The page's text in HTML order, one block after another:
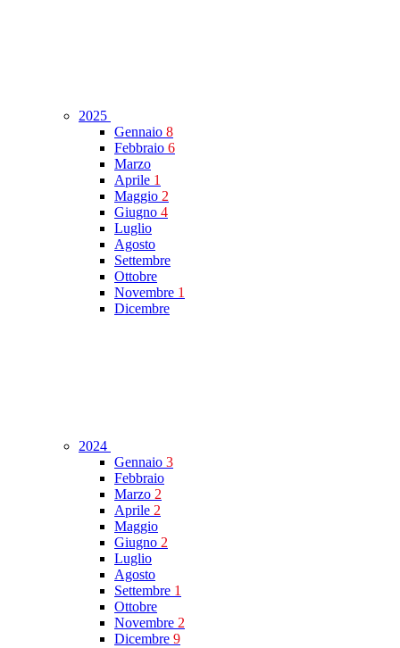
2025
Gennaio 8
Febbraio 6
Marzo
Aprile 1
Maggio 2
Giugno 4
Luglio
Agosto
Settembre
Ottobre
Novembre 1
Dicembre
2024
Gennaio 3
Febbraio
Marzo 2
Aprile 2
Maggio
Giugno 2
Luglio
Agosto
Settembre 1
Ottobre
Novembre 2
Dicembre 9